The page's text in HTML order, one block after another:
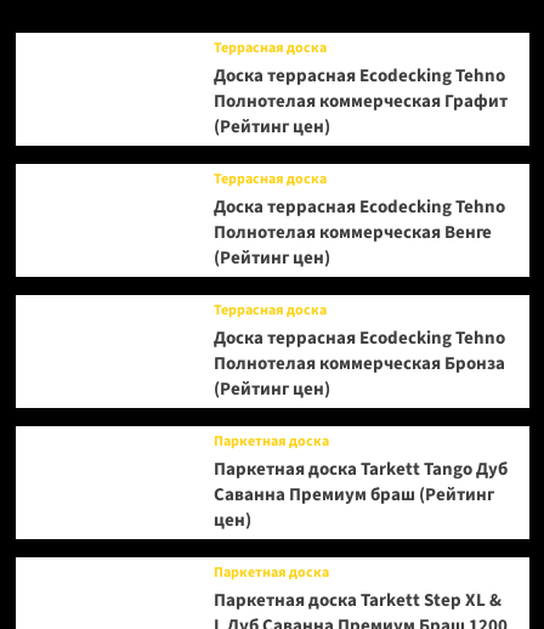
Террасная доска
Доска террасная Ecodecking Tehno
Полнотелая коммерческая Графит
(Рейтинг цен)
Террасная доска
Доска террасная Ecodecking Tehno
Полнотелая коммерческая Венге
(Рейтинг цен)
Террасная доска
Доска террасная Ecodecking Tehno
Полнотелая коммерческая Бронза
(Рейтинг цен)
Паркетная доска
Паркетная доска Tarkett Tango Дуб
Саванна Премиум браш (Рейтинг
цен)
Паркетная доска
Паркетная доска Tarkett Step XL &